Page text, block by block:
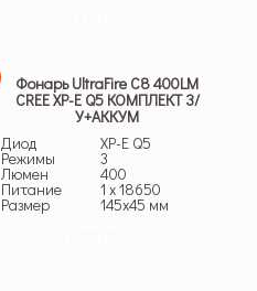
Фонарь UltraFire C8 400LM
CREE XP-E Q5 КОМПЛЕКТ З/
У+АККУМ
Диод
XP-E Q5
Режимы 3
Люмен 400
Питание 1 x 18650
Размер 145х45 мм